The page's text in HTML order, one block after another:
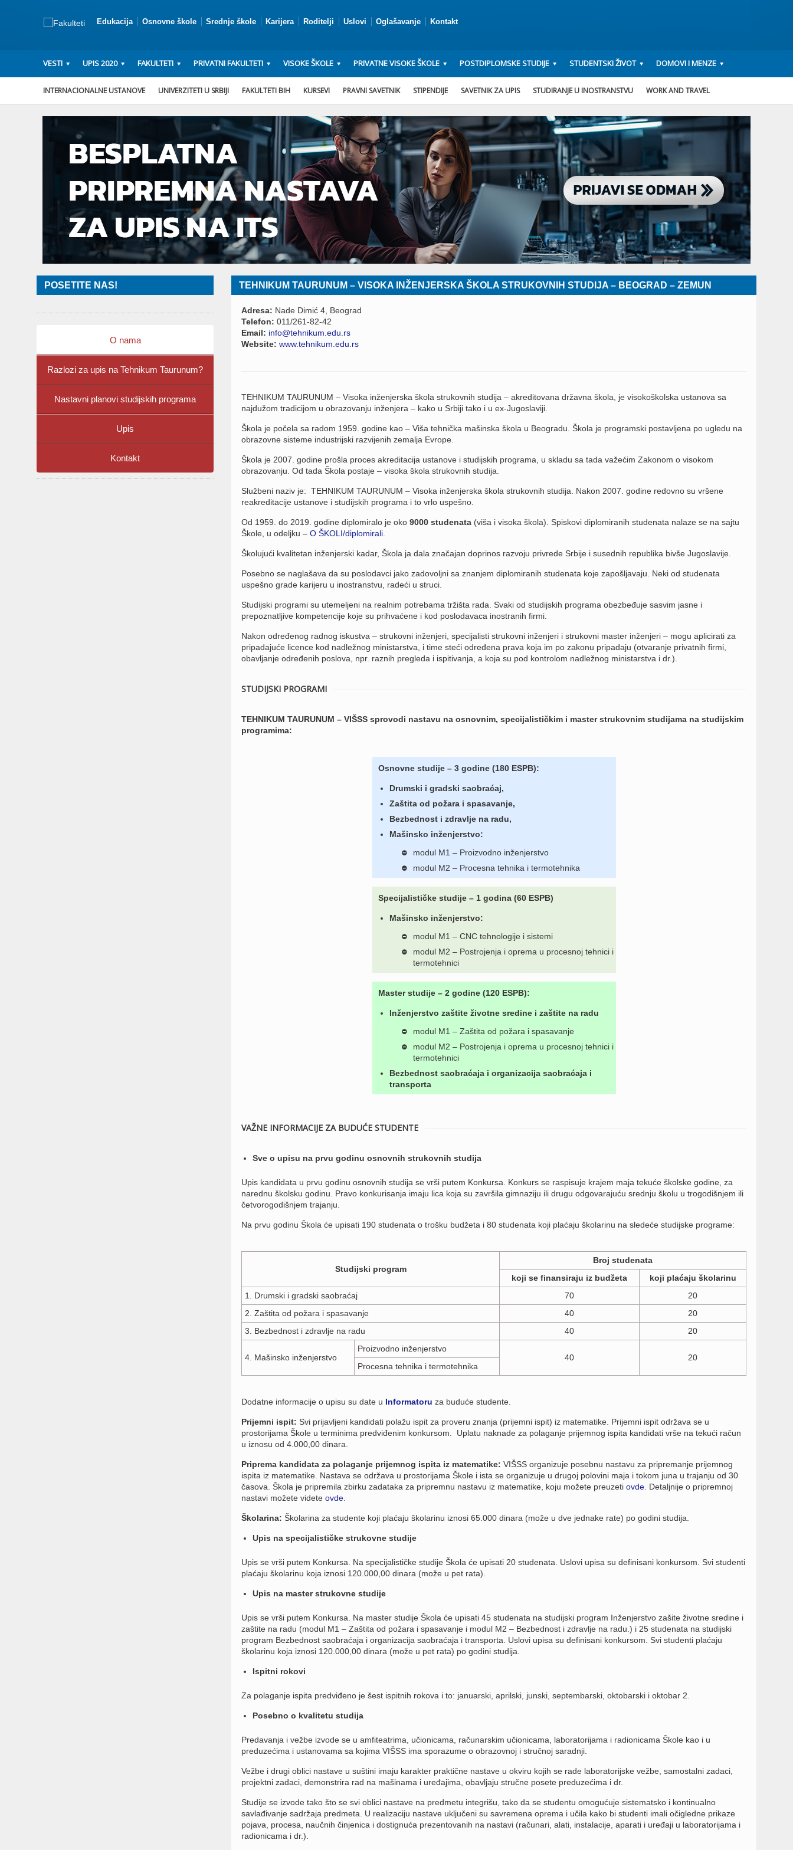
Edukacija Osnovne škole Srednje škole Karijera Roditelji Uslovi Oglašavanje Kontakt
VESTI UPIS 2020 FAKULTETI PRIVATNI FAKULTETI VISOKE ŠKOLE PRIVATNE VISOKE ŠKOLE POSTDIPLOMSKE STUDIJE STUDENTSKI ŽIVOT DOMOVI I MENZE
INTERNACIONALNE USTANOVE UNIVERZITETI U SRBIJI FAKULTETI BIH KURSEVI PRAVNI SAVETNIK STIPENDIJE SAVETNIK ZA UPIS STUDIRANJE U INOSTRANSTVU WORK AND TRAVEL
POSETITE NAS!
O nama
Razlozi za upis na Tehnikum Taurunum?
Nastavni planovi studijskih programa
Upis
Kontakt
TEHNIKUM TAURUNUM – VISOKA INŽENJERSKA ŠKOLA STRUKOVNIH STUDIJA – BEOGRAD – ZEMUN
Adresa: Nade Dimić 4, Beograd
Telefon: 011/261-82-42
Email: info@tehnikum.edu.rs
Website: www.tehnikum.edu.rs
TEHNIKUM TAURUNUM – Visoka inženjerska škola strukovnih studija – akreditovana državna škola, је visokoškolska ustanova sa
najdužom tradicijom u obrazovanju inženjera – kako u Srbiji tako i u ex-Jugoslaviji.
Škola je počela sa radom 1959. godine kao – Viša tehnička mašinska škola u Beogradu. Škola je programski postavljena po ugledu na
obrazovne sisteme industrijski razvijenih zemalja Evrope.
Škola je 2007. godine prošla proces akreditacija ustanove i studijskih programa, u skladu sa tada važećim Zakonom o visokom
obrazovanju. Od tada Škola postaje – visoka škola strukovnih studija.
Službeni naziv je: TEHNIKUM TAURUNUM – Visoka inženjerska škola strukovnih studija. Nakon 2007. godine redovno su vršene
reakreditacije ustanove i studijskih programa i to vrlo uspešno.
Od 1959. do 2019. godine diplomiralo je oko 9000 studenata (viša i visoka škola). Spiskovi diplomiranih studenata nalaze se na sajtu
Škole, u odeljku – O ŠKOLI/diplomirali
Školujući kvalitetan inženjerski kadar, Škola ja dala značajan doprinos razvoju privrede Srbije i susednih republika bivše Jugoslavije.
Posebno se naglašava da su poslodavci jako zadovoljni sa znanjem diplomiranih studenata koje zapošljavaju. Neki od studenata
uspešno grade karijeru u inostranstvu, radeći u struci.
Studijski programi su utemeljeni na realnim potrebama tržišta rada. Svaki od studijskih programa obezbeđuje sasvim jasne i
prepoznatljive kompetencije koje su prihvaćene i kod poslodavaca inostranih firmi.
Nakon određenog radnog iskustva – strukovni inženjeri, specijalisti strukovni inženjeri i strukovni master inženjeri – mogu aplicirati za
pripadajuće licence kod nadležnog ministarstva, i time steći određena prava koja im po zakonu pripadaju (otvaranje privatnih firmi,
obavljanje određenih poslova, npr. raznih pregleda i ispitivanja, a koja su pod kontrolom nadležnog ministarstva i dr.).
STUDIJSKI PROGRAMI
TEHNIKUM TAURUNUM – VIŠSS sprovodi nastavu na osnovnim, specijalističkim i master strukovnim studijama na studijskim
programima:
Osnovne studije – 3 godine (180 ESPB):
Drumski i gradski saobraćaj,
Zaštita od požara i spasavanje,
Bezbednost i zdravlje na radu,
Mašinsko inženjerstvo:
➖ modul M1 – Proizvodno inženjerstvo
➖ modul M2 – Procesna tehnika i termotehnika
Specijalističke studije – 1 godina (60 ESPB)
Mašinsko inženjerstvo:
➖ modul M1 – CNC tehnologije i sistemi
➖
modul M2 – Postrojenja i oprema u procesnoj tehnici i
termotehnici
Master studije – 2 godine (120 ESPB):
Inženjerstvo zaštite životne sredine i zaštite na radu
➖ modul M1 – Zaštita od požara i spasavanje
➖
modul M2 – Postrojenja i oprema u procesnoj tehnici i
termotehnici
Bezbednost saobraćaja i organizacija saobraćaja i
transporta
VAŽNE INFORMACIJE ZA BUDUĆE STUDENTE
Sve o upisu na prvu godinu osnovnih strukovnih studija
Upis kandidata u prvu godinu osnovnih studija se vrši putem Konkursa . Konkurs se raspisuje krajem maja tekuće školske godine, za
narednu školsku godinu. Pravo konkurisanja imaju lica koja su završila gimnaziju ili drugu odgovarajuću srednju školu u trogodišnjem ili
četvorogodišnjem trajanju.
Na prvu godinu Škola će upisati 190 studenata o trošku budžeta i 80 studenata koji plaćaju školarinu na sledeće studijske programe:
Studijski program
Broj studenata
koji se finansiraju iz budžeta
koji plaćaju školarinu
1. Drumski i gradski saobraćaj
70
20
2. Zaštita od požara i spasavanje
40
20
3. Bezbednost i zdravlje na radu
40 20
4. Mašinsko inženjerstvo
Proizvodno inženjerstvo
40
20
Procesna tehnika i termotehnika
Dodatne informacije o upisu su date u Informatoru za buduće studente.
Prijemni ispit: Svi prijavljeni kandidati polažu ispit za proveru znanja (prijemni ispit) iz matematike. Prijemni ispit održava se u
prostorijama Škole u terminima predviđenim konkursom
Uplatu naknade za polaganje prijemnog ispita kandidati vrše na tekući račun
u iznosu od 4.000,00 dinara.
Priprema kandidata za polaganje prijemnog ispita iz matematike: VIŠSS organizuje posebnu nastavu za pripremanje prijemnog
ispita iz matematike. Nastava se održava u prostorijama Škole i ista se organizuje u drugoj polovini maja i tokom juna u trajanju od 30
časova. Škola je pripremila zbirku zadataka za pripremnu nastavu iz matematike, koju možete preuzeti ovde Detaljnije o pripremnoj
nastavi možete videte ovde
Školarina: Školarina za studente koji plaćaju školarinu iznosi 65.000 dinara (može u dve jednake rate) po godini studija.
Upis na specijalističke strukovne studije
Upis se vrši putem Konkursa.
Na specijalističke studije Škola će upisati 20 studenata. Uslovi upisa su definisani konkursom. Svi studenti
plaćaju školarinu koja iznosi 120.000,00 dinara (može u pet rata).
Upis na master strukovne studije
Upis se vrši putem Konkursa . Na master studije Škola će upisati 45 studenata na studijski program Inženjerstvo zašite životne sredine i
zaštite na radu (modul M1 – Zaštita od požara i spasavanje i modul M2 – Bezbednost i zdravlje na radu.) i 25 studenata na studijski
program Bezbednost saobraćaja i organizacija saobraćaja i transporta. Uslovi upisa su definisani konkursom. Svi studenti plaćaju
školarinu koja iznosi 120.000,00 dinara (može u pet rata) po godini studija.
Ispitni rokovi
Za polaganje ispita predviđeno je šest ispitnih rokova i to: januarski, aprilski, junski, septembarski, oktobarski i oktobar 2.
Posebno o kvalitetu studija
Predavanja i vežbe izvode se u amfiteatrima, učionicama, računarskim učionicama, laboratorijama i radionicama Škole kao i u
preduzećima i ustanovama sa kojima VIŠSS ima sporazume o obrazovnoj i stručnoj saradnji.
Vežbe i drugi oblici nastave u suštini imaju karakter praktične nastave u okviru kojih se rade laboratorijske vežbe, samostalni zadaci,
projektni zadaci, demonstrira rad na mašinama i uređajima, obavljaju stručne posete preduzećima i dr.
Studije se izvode tako što se svi oblici nastave na predmetu integrišu, tako da se studentu omogućuje sistematsko i kontinualno
savlađivanje sadržaja predmeta. U realizaciju nastave uključeni su savremena oprema i učila kako bi studenti imali očigledne prikaze
pojava, procesa, naučnih činjenica i dostignuća prezentovanih na nastavi (računari, alati, instalacije, aparati i uređaji u laboratorijama i
radionicama i dr.).